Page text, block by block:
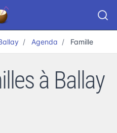
Agenda Famille
à Ballay